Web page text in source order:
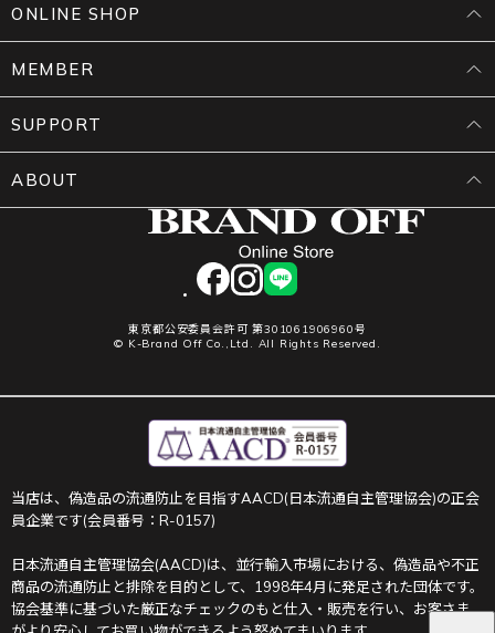
facebookinstagram
LINE
東京都公安委員会許可 第301061906960号
© K-Brand Off Co.,Ltd. All Rights Reserved.
ONLINE SHOP
MEMBER
SUPPORT
ABOUT
当店は、偽造品の流通防止を目指すAACD(日本流通自主管理協会)の正会
員企業です(会員番号：R-0157)
日本流通自主管理協会(AACD)は、並行輸入市場における、偽造品や不正
商品の流通防止と排除を目的として、1998年4月に発足された団体です。
協会基準に基づいた厳正なチェックのもと仕入・販売を行い、お客さま